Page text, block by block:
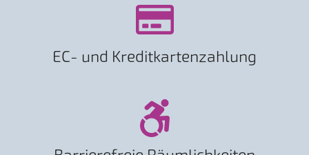
EC- und Kreditkartenzahlung